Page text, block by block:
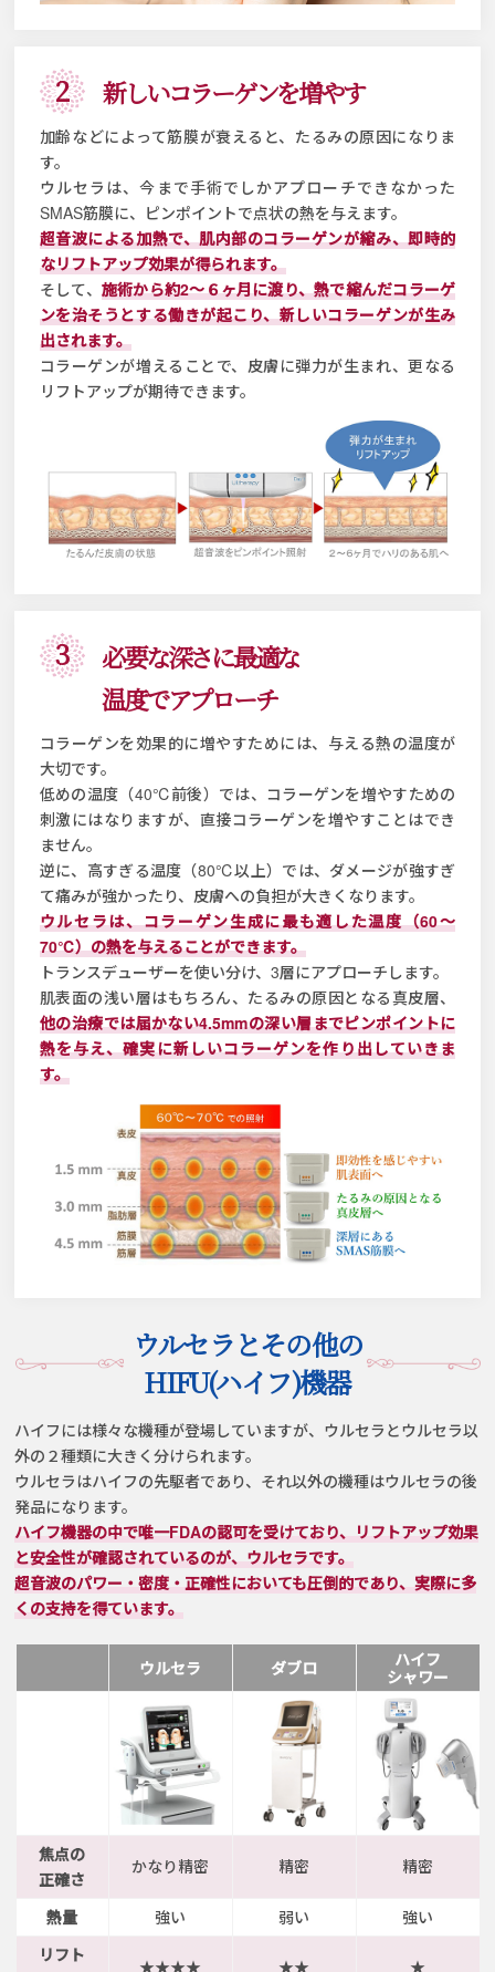
2 新しいコラーゲンを増やす
加齢などによって筋膜が衰えると、たるみの原因になりま
す。
ウルセラは、今まで手術でしかアプローチできなかった
SMAS筋膜に、ピンポイントで点状の熱を与えます。
超音波による加熱で、肌内部のコラーゲンが縮み、即時的
なリフトアップ効果が得られます。
そして、 施術から約2～６ヶ月に渡り、熱で縮んだコラーゲ
ンを治そうとする働きが起こり、新しいコラーゲンが生み
出されます。
コラーゲンが増えることで、皮膚に弾力が生まれ、更なる
リフトアップが期待できます。
3
必要な深さに最適な
温度でアプローチ
コラーゲンを効果的に増やすためには、与える熱の温度が
大切です。
低めの温度（40℃前後）では、コラーゲンを増やすための
刺激にはなりますが、直接コラーゲンを増やすことはでき
ません。
逆に、高すぎる温度（80℃以上）では、ダメージが強すぎ
て痛みが強かったり、皮膚への負担が大きくなります。
ウルセラは、コラーゲン生成に最も適した温度（60～
70℃）の熱を与えることができます。
トランスデューザーを使い分け、3層にアプローチします。
肌表面の浅い層はもちろん、たるみの原因となる真皮層、
他の治療では届かない4.5mmの深い層までピンポイントに
熱を与え、確実に新しいコラーゲンを作り出していきま
す。
ウルセラとその他の
HIFU(ハイフ)機器
ハイフには様々な機種が登場していますが、 ウルセラとウルセラ以
外の２種類に大きく分けられます。
ウルセラはハイフの先駆者であり、 それ以外の機種はウルセラの後
発品になります。
ハイフ機器の中で唯一FDAの認可を受けており、 リフトアップ効果
と安全性が確認されているのが、ウルセラです。
超音波のパワー・密度・正確性においても圧倒的であり、実際に多
くの支持を得ています。
ウルセラ ダブロ
ハイフ
シャワー
焦点の
正確さ
かなり精密 精密 精密
熱量 強い 弱い
強い
リフト
★★★★ ★★ ★